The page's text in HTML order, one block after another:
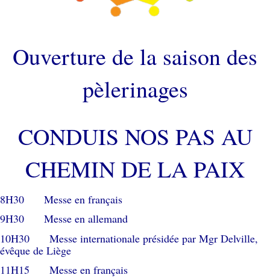
Ouverture de la saison des
pèlerinages
CONDUIS NOS PAS AU
CHEMIN DE LA PAIX
8H30 Messe en français
9H30 Messe en allemand
10H30 Messe internationale présidée par Mgr Delville,
évêque de Liège
11H15 Messe en français